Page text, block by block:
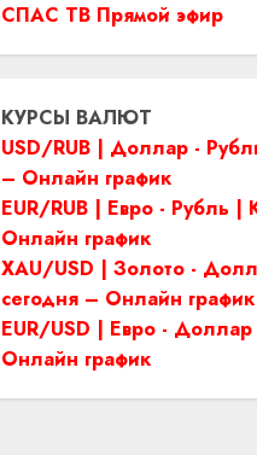
СПАС ТВ Прямой эфир
КУРСЫ ВАЛЮТ
USD/RUB | Доллар -
– Онлайн график
EUR/RUB | Евро - Рубль |
Онлайн график
XAU/USD | Золото -
сегодня – Онлайн график
EUR/USD | Евро -
Онлайн график